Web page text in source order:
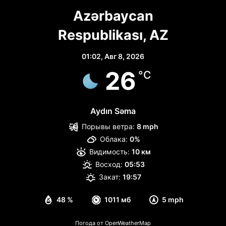
Azərbaycan
Respublikası, AZ
01:02, Авг 8, 2026
26 °C
Aydın Səma
48 % 1011 мб 5 mph
Порывы ветра: 8 mph
Облака: 0%
Видимость: 10 км
Восход: 05:53
Закат: 19:57
Погода от OpenWeatherMap